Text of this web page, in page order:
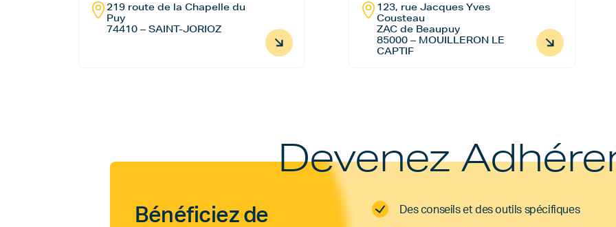
219 route de la Chapelle du
Puy
74410 – SAINT-JORIOZ
123, rue Jacques Yves
Cousteau
ZAC de Beaupuy
85000 – MOUILLERON LE
CAPTIF
Devenez
Bénéficiez de
Des conseils et des outils spécifiques